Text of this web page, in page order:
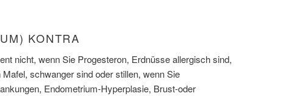
KONTRA
nicht, wenn Sie Progesteron, Erdnüsse allergisch sind,
schwanger sind oder stillen, wenn Sie
Endometrium-Hyperplasie, Brust-oder